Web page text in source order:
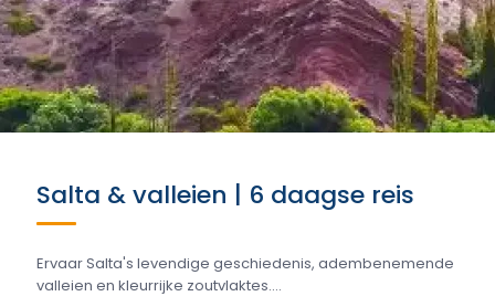
Salta & valleien | 6 daagse reis
Ervaar Salta's levendige geschiedenis, adembenemende
valleien en kleurrijke zoutvlaktes....